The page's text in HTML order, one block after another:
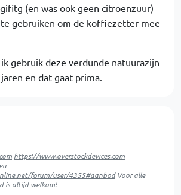
(en was ook geen citroenzuur)
gebruiken om de koffiezetter mee
gebruik deze verdunde natuurazijn
en dat gaat prima.
https://www.overstockdevices.com
forum/user/4355#aanbodVoor alle
is altijd welkom!